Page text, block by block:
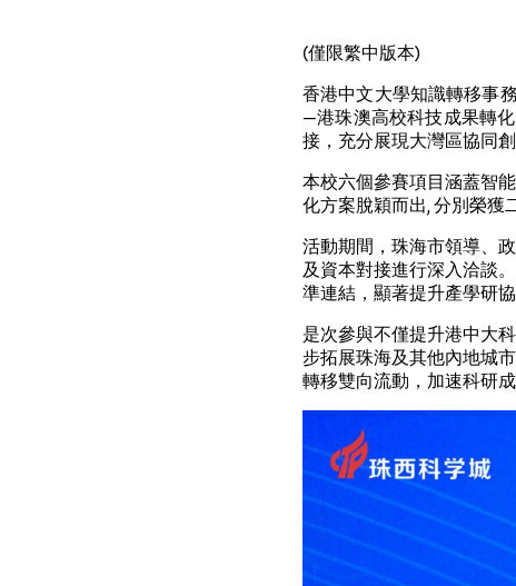
(僅限繁中版本)
香港中文大學知識轉移事
—港珠澳高校科技成果轉
接，充分展現大灣區協同創
本校六個參賽項目涵蓋智
化方案脫穎而出, 分別榮獲
活動期間，珠海市領導、
及資本對接進行深入洽談
準連結，顯著提升產學研協
是次參與不僅提升港中大
步拓展珠海及其他內地城
轉移雙向流動，加速科研